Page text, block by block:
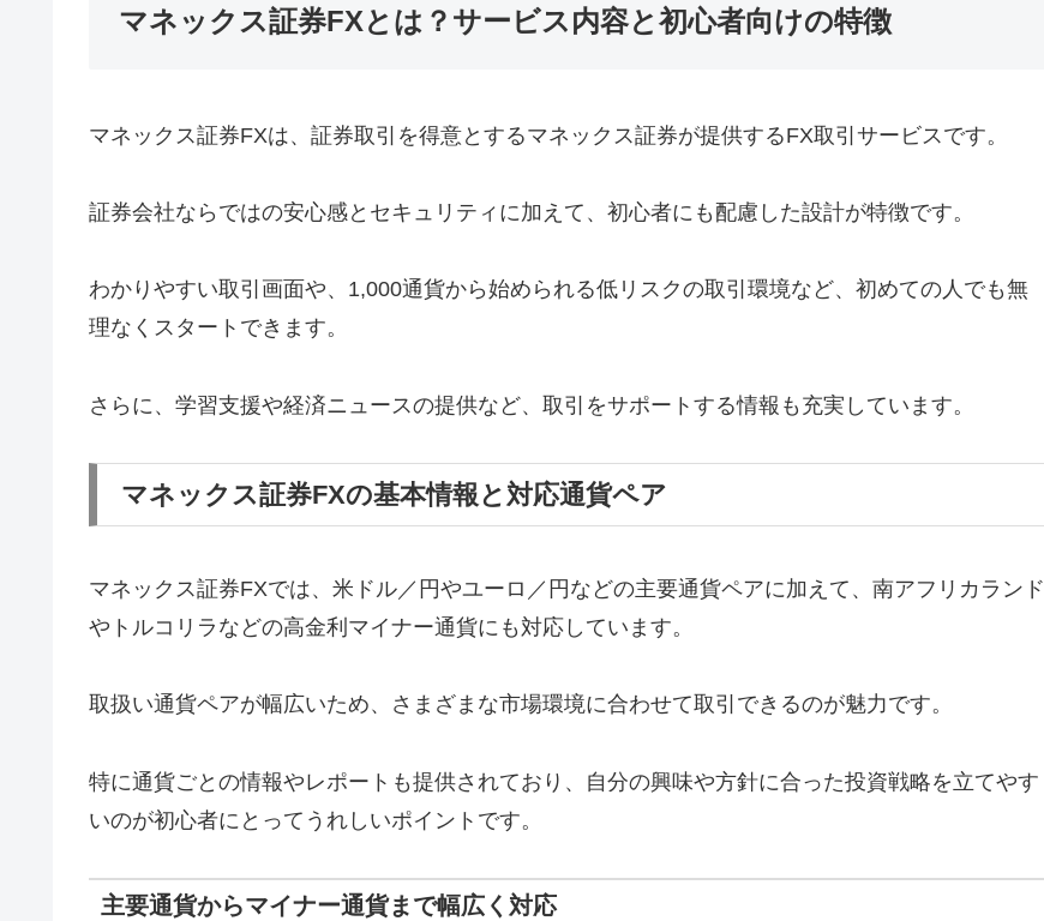
マネックス証券FXとは？サービス内容と初心者向けの特徴
マネックス証券FXは、証券取引を得意とするマネックス証券が提供するFX取引サービスです。
証券会社ならではの安心感とセキュリティに加えて、初心者にも配慮した設計が特徴です。
わかりやすい取引画面や、1,000通貨から始められる低リスクの取引環境など、初めての人でも無
理なくスタートできます。
さらに、学習支援や経済ニュースの提供など、取引をサポートする情報も充実しています。
マネックス証券FXの基本情報と対応通貨ペア
マネックス証券FXでは、米ドル／円やユーロ／円などの主要通貨ペアに加えて、南アフリカランド
やトルコリラなどの高金利マイナー通貨にも対応しています。
取扱い通貨ペアが幅広いため、さまざまな市場環境に合わせて取引できるのが魅力です。
特に通貨ごとの情報やレポートも提供されており、自分の興味や方針に合った投資戦略を立てやす
いのが初心者にとってうれしいポイントです。
主要通貨からマイナー通貨まで幅広く対応